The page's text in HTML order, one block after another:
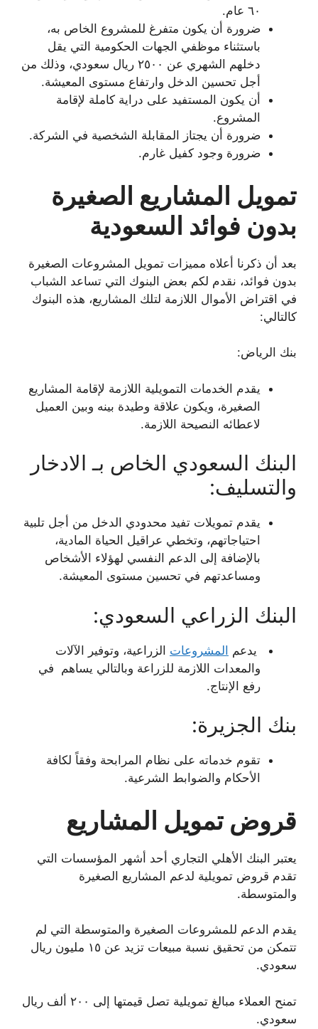
٦٠ عام.
ضرورة أن يكون متفرغ للمشروع الخاص به،
باستثناء موظفي الجهات الحكومية التي يقل
دخلهم الشهري عن ٢٥٠٠ ريال سعودي، وذلك من
أجل تحسين الدخل وارتفاع مستوى المعيشة.
أن يكون المستفيد على دراية كاملة لإقامة
المشروع.
ضرورة أن يجتاز المقابلة الشخصية في الشركة.
ضرورة وجود كفيل غارم.
تمويل المشاريع الصغيرة
بدون فوائد السعودية
بعد أن ذكرنا أعلاه مميزات تمويل المشروعات الصغيرة
بدون فوائد، نقدم لكم بعض البنوك التي تساعد الشباب
في اقتراض الأموال اللازمة لتلك المشاريع، هذه البنوك
كالتالي:
بنك الرياض:
يقدم الخدمات التمويلية اللازمة لإقامة المشاريع
الصغيرة، ويكون علاقة وطيدة بينه وبين العميل
لاعطائه النصيحة اللازمة.
البنك السعودي الخاص بـ الادخار
والتسليف:
يقدم تمويلات تفيد محدودي الدخل من أجل تلبية
احتياجاتهم، وتخطي عراقيل الحياة المادية،
بالإضافة إلى الدعم النفسي لهؤلاء الأشخاص
ومساعدتهم في تحسين مستوى المعيشة.
البنك الزراعي السعودي:
يدعم المشروعات الزراعية، وتوفير الآلات
والمعدات اللازمة للزراعة وبالتالي يساهم في
رفع الإنتاج.
بنك الجزيرة:
تقوم خدماته على نظام المرابحة وفقاً لكافة
الأحكام والضوابط الشرعية.
قروض تمويل المشاريع
يعتبر البنك الأهلي التجاري أحد أشهر المؤسسات التي
تقدم قروض تمويلية لدعم المشاريع الصغيرة
والمتوسطة.
يقدم الدعم للمشروعات الصغيرة والمتوسطة التي لم
تتمكن من تحقيق نسبة مبيعات تزيد عن ١٥ مليون ريال
سعودي.
تمنح العملاء مبالغ تمويلية تصل قيمتها إلى ٢٠٠ ألف ريال
سعودي.